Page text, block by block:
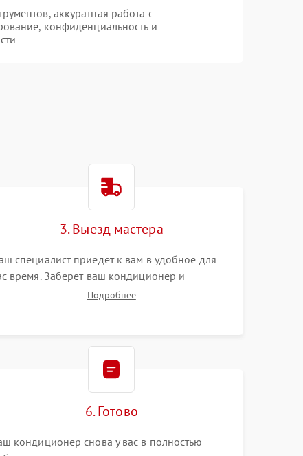
аккуратная работа с
конфиденциальность и
3. Выезд мастера
специалист приедет к вам в удобное для
время. Заберет ваш кондиционер и
на склад для диагностики.
Подробнее
6. Готово
кондиционер снова у вас в полностью